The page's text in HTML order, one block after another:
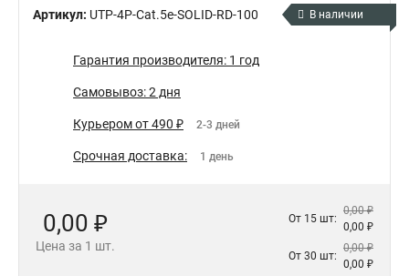
Артикул: UTP-4P-Cat.5e-SOLID-RD-100 В наличии
Гарантия производителя: 1 год
Самовывоз: 2 дня
Курьером от 490 ₽ 2-3 дней
Срочная доставка: 1 день
0,00 ₽
Цена за 1 шт.
От 15 шт:
0,00 ₽
0,00 ₽
От 30 шт:
0,00 ₽
0,00 ₽